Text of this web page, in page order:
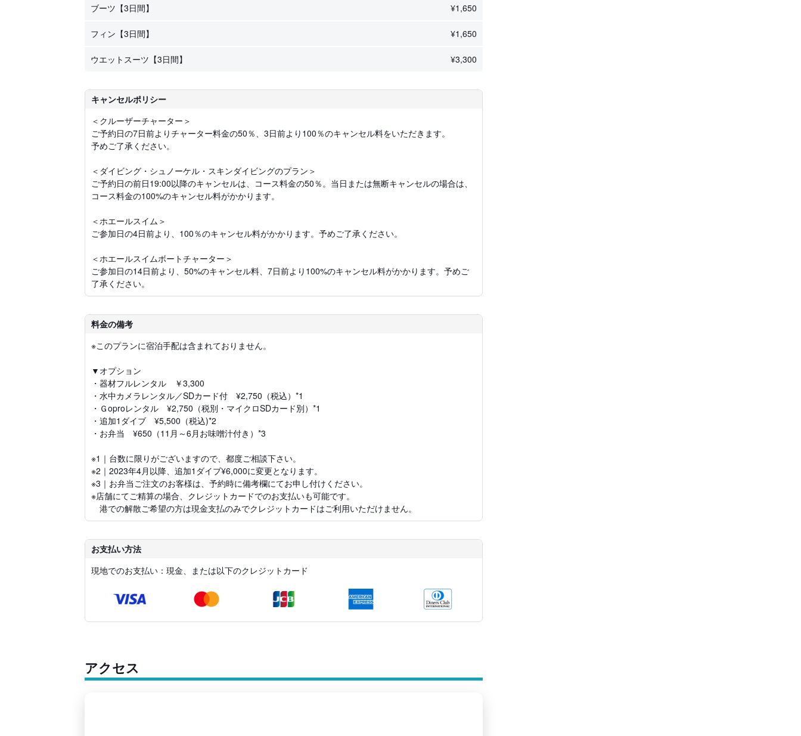
ブーツ【3日間】 ¥1,650
フィン【3日間】 ¥1,650
ウエットスーツ【3日間】 ¥3,300
キャンセルポリシー
＜クルーザーチャーター＞
ご予約日の7日前よりチャーター料金の50％、3日前より100％のキャンセル料をいただきます。
予めご了承ください。
＜ダイビング・シュノーケル・スキンダイビングのプラン＞
ご予約日の前日19:00以降のキャンセルは、コース料金の50％。当日または無断キャンセルの場合は、
コース料金の100%のキャンセル料がかかります。
＜ホエールスイム＞
ご参加日の4日前より、100％のキャンセル料がかかります。予めご了承ください。
＜ホエールスイムボートチャーター＞
ご参加日の14日前より、50%のキャンセル料、7日前より100%のキャンセル料がかかります。予めご
了承ください。
料金の備考
※このプランに宿泊手配は含まれておりません。
▼オプション
・器材フルレンタル ￥3,300
・水中カメラレンタル／SDカード付 ¥2,750（税込）*1
・Ｇoproレンタル ¥2,750（税別・マイクロSDカード別）*1
・追加1ダイブ ¥5,500（税込)*2
・お弁当 ¥650（11月～6月お味噌汁付き）*3
※1｜台数に限りがございますので、都度ご相談下さい。
※2｜2023年4月以降、追加1ダイブ¥6,000に変更となります。
※3｜お弁当ご注文のお客様は、予約時に備考欄にてお申し付けください。
※店舗にてご精算の場合、クレジットカードでのお支払いも可能です。
港での解散ご希望の方は現金支払のみでクレジットカードはご利用いただけません。
お支払い方法
現地でのお支払い：現金、または以下のクレジットカード
アクセス